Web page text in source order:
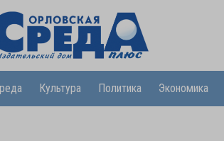
Культура Политика Экономика